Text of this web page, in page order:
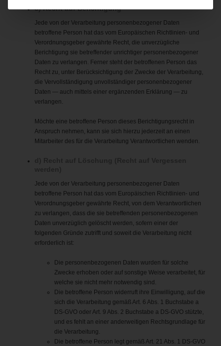
c) Recht auf Berichtigung
Jede von der Verarbeitung personenbezogener Daten
betroffene Person hat das vom Europäischen Richtlinien- und
Verordnungsgeber gewährte Recht, die unverzügliche
Berichtigung sie betreffender unrichtiger personenbezogener
Daten zu verlangen. Ferner steht der betroffenen Person das
Recht zu, unter Berücksichtigung der Zwecke der Verarbeitung,
die Vervollständigung unvollständiger personenbezogener
Daten — auch mittels einer ergänzenden Erklärung — zu
verlangen.
Möchte eine betroffene Person dieses Berichtigungsrecht in
Anspruch nehmen, kann sie sich hierzu jederzeit an einen
Mitarbeiter des für die Verarbeitung Verantwortlichen wenden.
Jede von der Verarbeitung personenbezogener Daten
betroffene Person hat das vom Europäischen Richtlinien- und
Verordnungsgeber gewährte Recht, von dem Verantwortlichen
zu verlangen, dass die sie betreffenden personenbezogenen
Daten unverzüglich gelöscht werden, sofern einer der
folgenden Gründe zutrifft und soweit die Verarbeitung nicht
erforderlich ist:
Die personenbezogenen Daten wurden für solche
Zwecke erhoben oder auf sonstige Weise verarbeitet, für
welche sie nicht mehr notwendig sind.
Die betroffene Person widerruft ihre Einwilligung, auf die
sich die Verarbeitung gemäß Art. 6 Abs. 1 Buchstabe a
DS-GVO oder Art. 9 Abs. 2 Buchstabe a DS-GVO stützte,
und es fehlt an einer anderweitigen Rechtsgrundlage für
die Verarbeitung.
Die betroffene Person legt gemäß Art. 21 Abs. 1 DS-GVO